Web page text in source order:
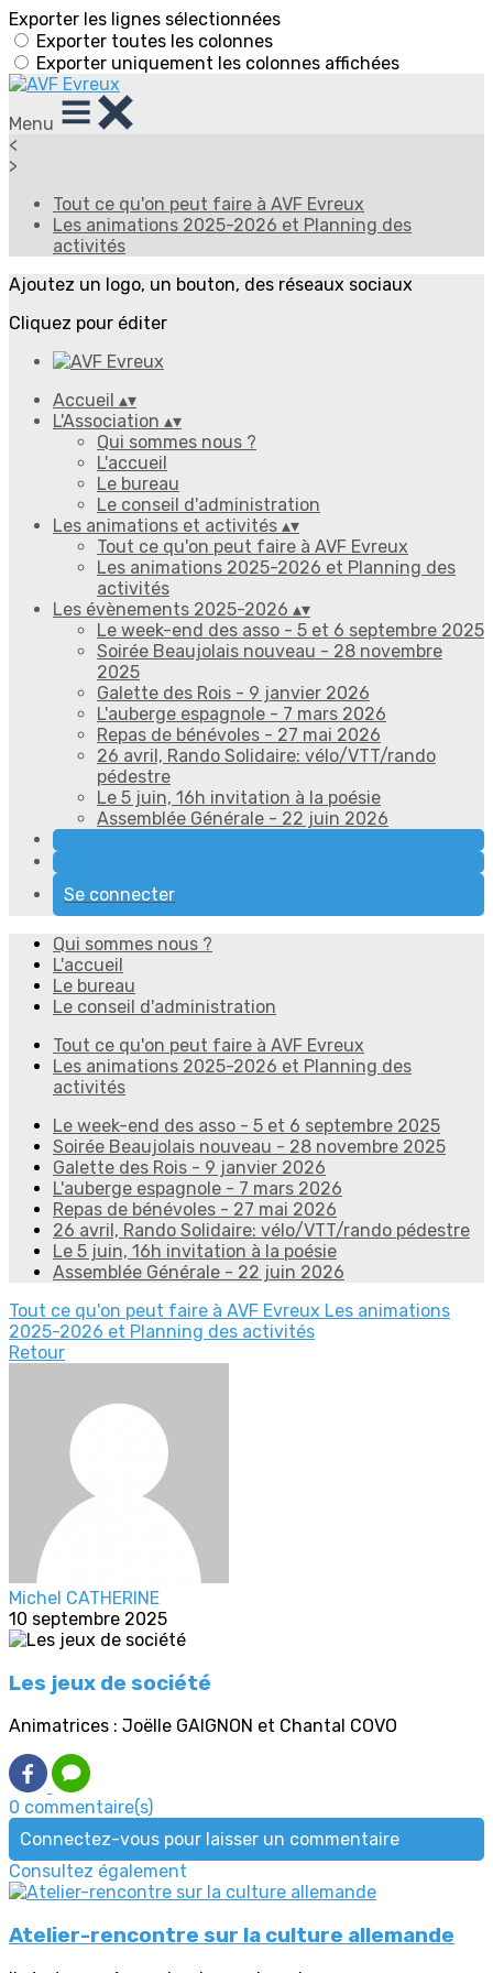
Exporter les lignes sélectionnées
Exporter toutes les colonnes
Exporter uniquement les colonnes affichées
Menu
<
>
Tout ce qu'on peut faire à AVF Evreux
Les animations 2025-2026 et Planning des
activités
Ajoutez un logo, un bouton, des réseaux sociaux
Cliquez pour éditer
Accueil ▴▾
L'Association ▴▾
Qui sommes nous ?
L'accueil
Le bureau
Le conseil d'administration
Les animations et activités ▴▾
Tout ce qu'on peut faire à AVF Evreux
Les animations 2025-2026 et Planning des
activités
Les évènements 2025-2026 ▴▾
Le week-end des asso - 5 et 6 septembre 2025
Soirée Beaujolais nouveau - 28 novembre
2025
Galette des Rois - 9 janvier 2026
L'auberge espagnole - 7 mars 2026
Repas de bénévoles - 27 mai 2026
26 avril, Rando Solidaire: vélo/VTT/rando
pédestre
Le 5 juin, 16h invitation à la poésie
Assemblée Générale - 22 juin 2026
Se connecter
Qui sommes nous ?
L'accueil
Le bureau
Le conseil d'administration
Tout ce qu'on peut faire à AVF Evreux
Les animations 2025-2026 et Planning des
activités
Le week-end des asso - 5 et 6 septembre 2025
Soirée Beaujolais nouveau - 28 novembre 2025
Galette des Rois - 9 janvier 2026
L'auberge espagnole - 7 mars 2026
Repas de bénévoles - 27 mai 2026
26 avril, Rando Solidaire: vélo/VTT/rando pédestre
Le 5 juin, 16h invitation à la poésie
Assemblée Générale - 22 juin 2026
Tout ce qu'on peut faire à AVF Evreux Les animations
2025-2026 et Planning des activités
Retour
Michel CATHERINE
10 septembre 2025
Les jeux de société
Animatrices : Joëlle GAIGNON et Chantal COVO
0 commentaire(s)
Connectez-vous pour laisser un commentaire
Consultez également
Atelier-rencontre sur la culture allemande